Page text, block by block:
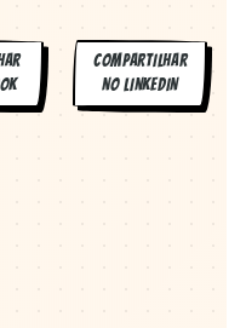
COMPARTILHAR
NO LINKEDIN